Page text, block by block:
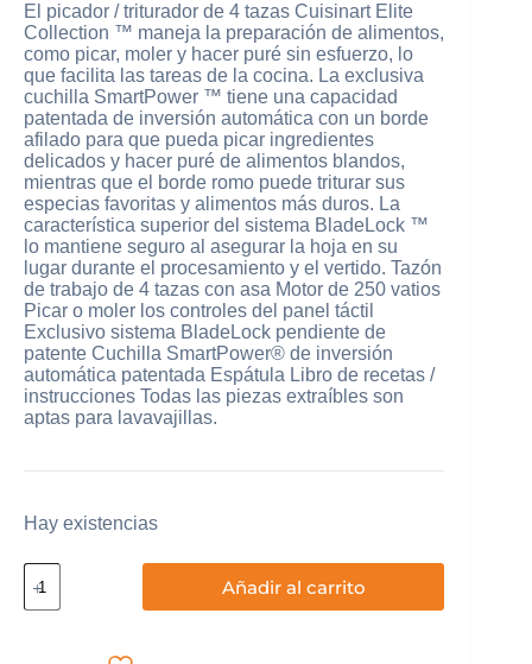
El picador / triturador de 4 tazas Cuisinart Elite
Collection ™ maneja la preparación de alimentos,
como picar, moler y hacer puré sin esfuerzo, lo
que facilita las tareas de la cocina. La exclusiva
cuchilla SmartPower ™ tiene una capacidad
patentada de inversión automática con un borde
afilado para que pueda picar ingredientes
delicados y hacer puré de alimentos blandos,
mientras que el borde romo puede triturar sus
especias favoritas y alimentos más duros. La
característica superior del sistema BladeLock ™
lo mantiene seguro al asegurar la hoja en su
lugar durante el procesamiento y el vertido. Tazón
de trabajo de 4 tazas con asa Motor de 250 vatios
Picar o moler los controles del panel táctil
Exclusivo sistema BladeLock pendiente de
patente Cuchilla SmartPower® de inversión
automática patentada Espátula Libro de recetas /
instrucciones Todas las piezas extraíbles son
aptas para lavavajillas.
Hay existencias
Procesador
De
Alimentos
Añadir al carrito